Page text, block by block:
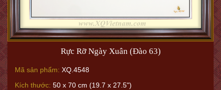
Rực Rỡ Ngày Xuân (Đào 63)
Mã sản phẩm: XQ.4548
Kích thước: 50 x 70 cm (19.7 x 27.5")